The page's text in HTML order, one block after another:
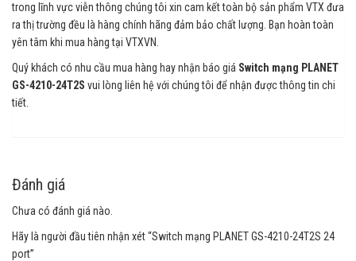
trong lĩnh vực viễn thông chúng tôi xin cam kết toàn bộ sản phẩm VTX đưa
ra thị trường đều là hàng chính hãng đảm bảo chất lượng. Bạn hoàn toàn
yên tâm khi mua hàng tại VTXVN.
Quý khách có nhu cầu mua hàng hay nhận báo giá Switch mạng PLANET
GS-4210-24T2S vui lòng liên hệ với chúng tôi để nhận được thông tin chi
tiết.
Đánh giá
Chưa có đánh giá nào.
Hãy là người đầu tiên nhận xét “Switch mạng PLANET GS-4210-24T2S 24
port”